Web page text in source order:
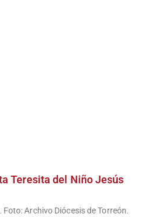
Teresita del Niño Jesús
Archivo Diócesis de Torreón.